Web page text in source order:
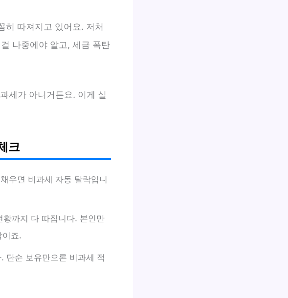
히 따져지고 있어요. 저처
나중에야 알고, 세금 폭탄
세가 아니거든요. 이게 실
크
우면 비과세 자동 탈락입니
황까지 다 따집니다. 본인만
이죠.
단순 보유만으론 비과세 적